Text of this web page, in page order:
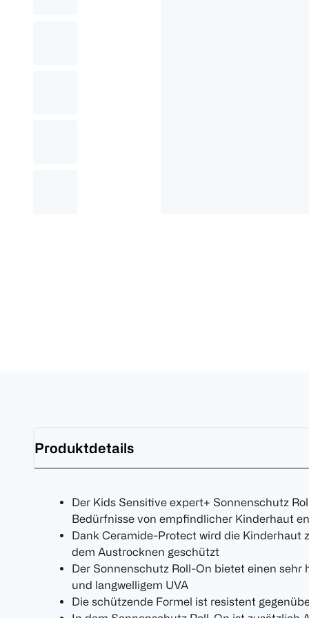
Produktdetails
Der Kids Sensitive expert+ Sonnenschutz
Bedürfnisse von empfindlicher Kinderhaut
Dank Ceramide-Protect wird die Kinderhaut
dem Austrocknen geschützt
Der Sonnenschutz Roll-On bietet einen
und langwelligem UVA
Die schützende Formel ist resistent